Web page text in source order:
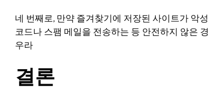
네 번째로, 만약 즐겨찾기에 저장된 사이트가 악성
코드나 스팸 메일을 전송하는 등 안전하지 않은 경
우라
결론